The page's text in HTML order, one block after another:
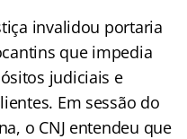
invalidou portaria
que impedia
judiciais e
Em sessão do
o CNJ entendeu que